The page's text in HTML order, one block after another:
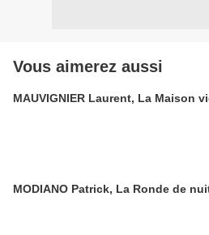
Vous aimerez aussi
MAUVIGNIER Laurent, La Maison
MODIANO Patrick, La Ronde de